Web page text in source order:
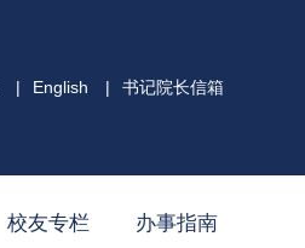
| English | 书记院长信箱
校友专栏 办事指南